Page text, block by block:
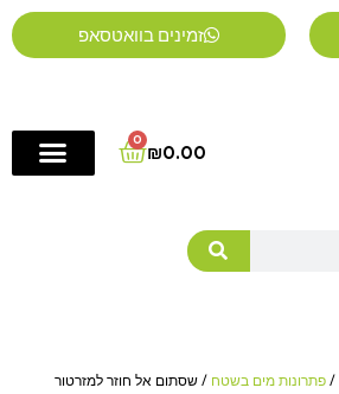
זמינים בוואטסאפ
₪0.00
0
Cart
/ פתרונות מים בשטח / שסתום אל חוזר למזרטור